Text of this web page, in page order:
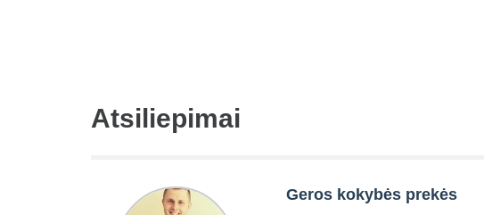
Atsiliepimai
Geros kokybės prekės